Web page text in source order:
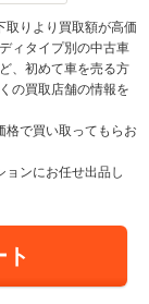
取りより買取額が高価
ィタイプ別の中古車
、初めて車を売る方
の買取店舗の情報を
格で買い取ってもらお
ョンにお任せ出品し